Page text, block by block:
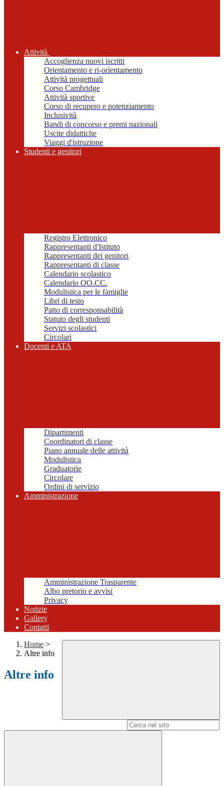
Attività
Accoglienza nuovi iscritti
Orientamento e ri-orientamento
Attività progettuali
Corso Cambridge
Attività sportive
Corso di recupero e potenziamento
Inclusività
Bandi di concorso e premi nazionali
Uscite didattiche
Viaggi d'istruzione
Studenti e genitori
Registro Elettronico
Rappresentanti d'Istituto
Rappresentanti dei genitori
Rappresentanti di classe
Calendario scolastico
Calendario OO.CC.
Modulistica per le famiglie
Libri di testo
Patto di corresponsabilità
Statuto degli studenti
Servizi scolastici
Circolari
Docenti e ATA
Dipartimenti
Coordinatori di classe
Piano annuale delle attività
Modulistica
Graduatorie
Circolare
Ordini di servizio
Amministrazione
Amministrazione Trasparente
Albo pretorio e avvisi
Privacy
Notizie
Gallery
Contatti
Home >
Altre info
Altre info